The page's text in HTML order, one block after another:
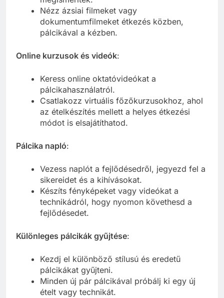
Nézz ázsiai filmeket vagy
dokumentumfilmeket étkezés közben,
pálcikával a kézben.
Online kurzusok és videók:
Keress online oktatóvideókat a
pálcikahasználatról.
Csatlakozz virtuális főzőkurzusokhoz, ahol
az ételkészítés mellett a helyes étkezési
módot is elsajátíthatod.
Pálcika napló:
Vezess naplót a fejlődésedről, jegyezd fel a
sikereidet és a kihívásokat.
Készíts fényképeket vagy videókat a
technikádról, hogy nyomon követhesd a
fejlődésedet.
Különleges pálcikák gyűjtése:
Kezdj el különböző stílusú és eredetű
pálcikákat gyűjteni.
Minden új pár pálcikával próbálj ki egy új
ételt vagy technikát.